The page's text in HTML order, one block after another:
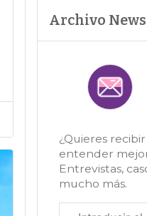
Archivo
¿Quieres
entender
Entrevistas,
mucho más.